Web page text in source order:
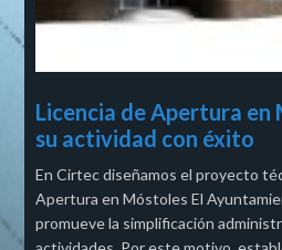
Licencia de Apertura en
su actividad con éxito
En Cirtec diseñamos el proyecto
Apertura en Móstoles El
promueve la simplificación